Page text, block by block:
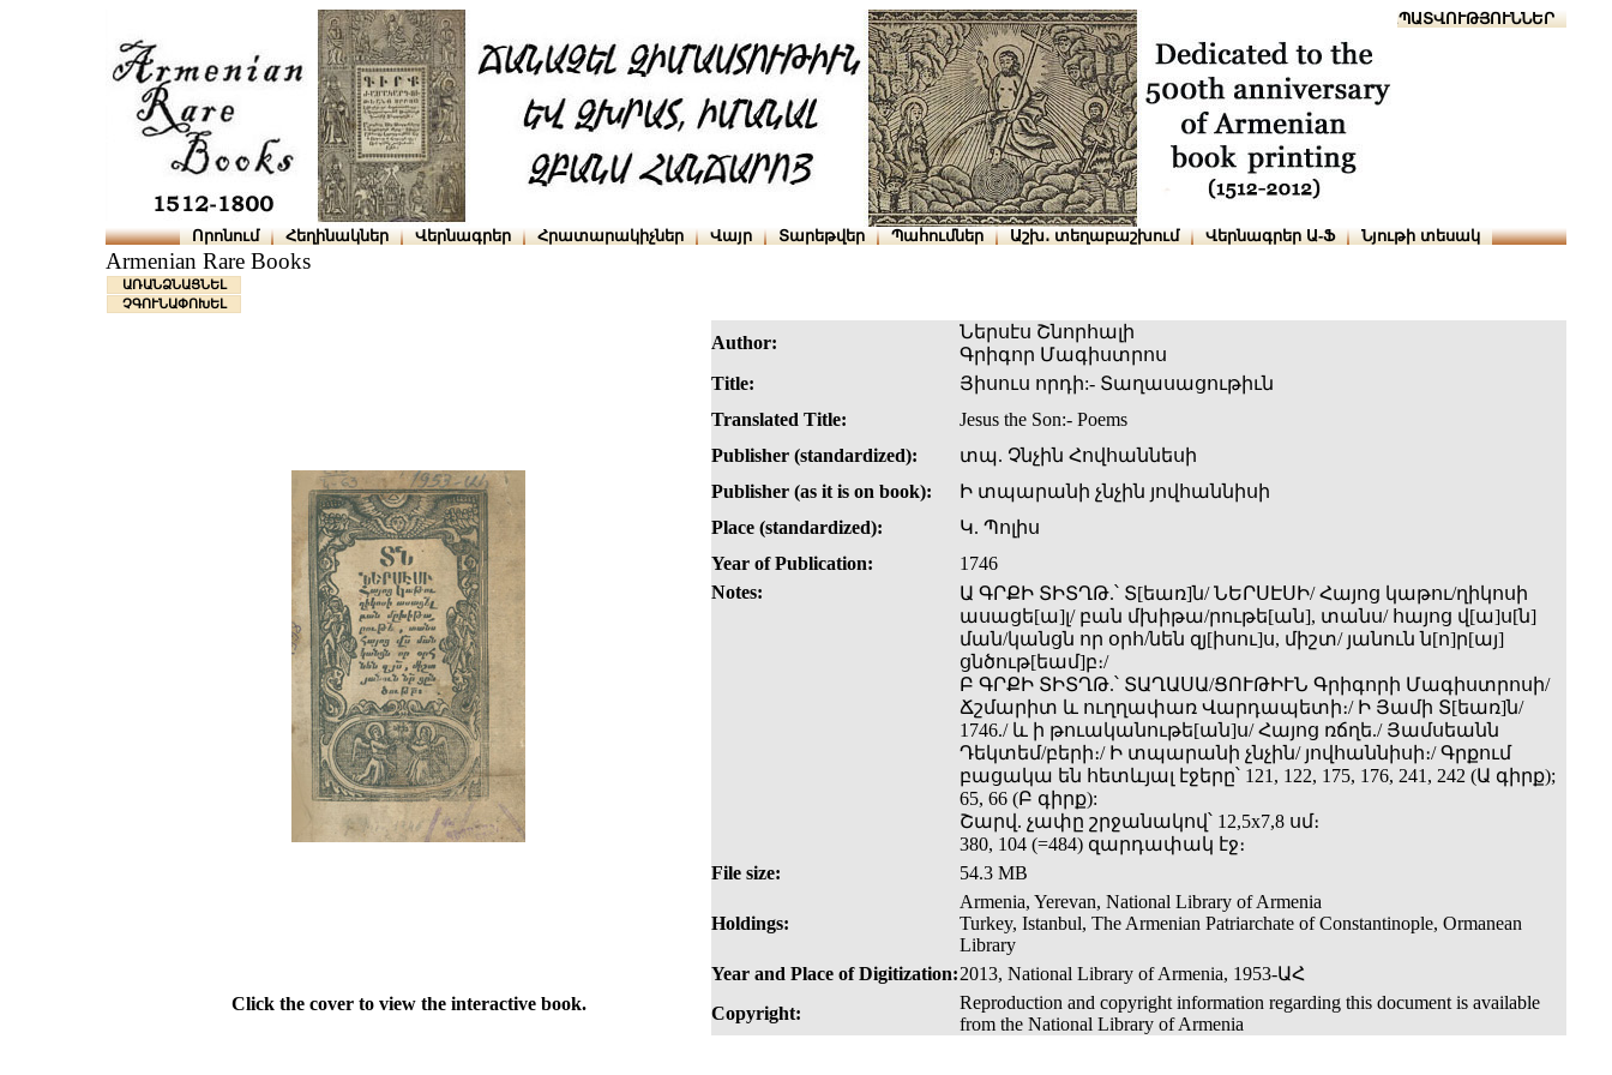
ՆԱԽԱՊԱՏՎՈՒԹՅՈՒՆՆԵՐ
Որոնում Հեղինակներ Վերնագրեր Հրատարակիչներ Վայր Տարեթվեր Պահումներ Աշխ․ տեղաբաշխում Վերնագրեր Ա-Ֆ Նյութի տեսակ
Armenian Rare Books
ԱՌԱՆՁՆԱՑՆԵԼ
ՉԳՈՒՆԱՓՈԽԵԼ
Author:
Ներսէս Շնորհալի
Գրիգոր Մագիստրոս
Title:
Յիսուս որդի:- Տաղասացութիւն
Translated Title:
Jesus the Son:- Poems
Publisher (standardized):
տպ. Չնչին Հովհաննեսի
Publisher (as it is on book):
Ի տպարանի չնչին յովհաննիսի
Place (standardized):
Կ. Պոլիս
Year of Publication:
1746
Notes:
Ա ԳՐՔԻ ՏԻՏՂԹ.՝ Տ[եառ]ն/ ՆԵՐՍԷՍԻ/ Հայոց կաթու/ղիկոսի
ասացե[ա]լ/ բան մխիթա/րութե[ան], տանս/ հայոց վ[ա]ս[ն]
ման/կանցն որ օրհ/նեն զյ[իսու]ս, միշտ/ յանուն ն[ո]ր[այ]
ցնծութ[եամ]բ։/
Բ ԳՐՔԻ ՏԻՏՂԹ.՝ ՏԱՂԱՍԱ/ՑՈՒԹԻՒՆ Գրիգորի Մագիստրոսի/
Ճշմարիտ և ուղղափառ Վարդապետի։/ Ի Յամի Տ[եառ]ն/
1746./ և ի թուականութե[ան]ս/ Հայոց ռճղե./ Յամսեանն
Դեկտեմ/բերի։/ Ի տպարանի չնչին/ յովհաննիսի։/ Գրքում
բացակա են հետևյալ էջերը՝ 121, 122, 175, 176, 241, 242 (Ա գիրք);
65, 66 (Բ գիրք):
Շարվ. չափը շրջանակով՝ 12,5x7,8 սմ։
380, 104 (=484) զարդափակ էջ։
File size:
54.3 MB
Holdings:
Armenia, Yerevan, National Library of Armenia
Turkey, Istanbul, The Armenian Patriarchate of Constantinople, Ormanean
Library
Year and Place of Digitization:2013, National Library of Armenia, 1953-ԱՀ
Click the cover to view the interactive book.
Copyright:
Reproduction and copyright information regarding this document is available
from the National Library of Armenia